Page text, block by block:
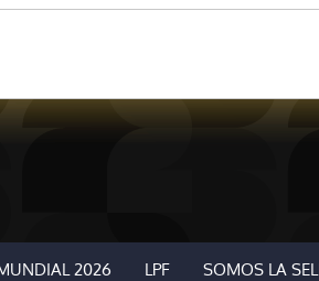
2026 LPF SOMOS LA